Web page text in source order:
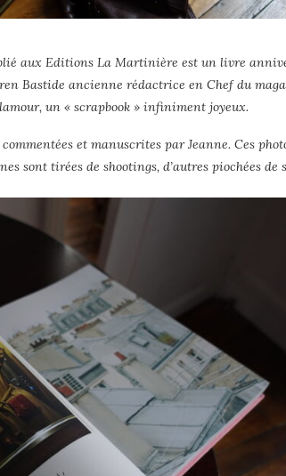
aux Editions La Martinière est un livre
Bastide ancienne rédactrice en Chef du
un « scrapbook » infiniment joyeux.
et manuscrites par Jeanne. Ces
sont tirées de shootings, d’autres piochées de